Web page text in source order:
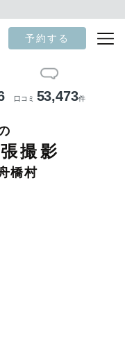
予約する
口コミ 53,473件
撮影
橋村